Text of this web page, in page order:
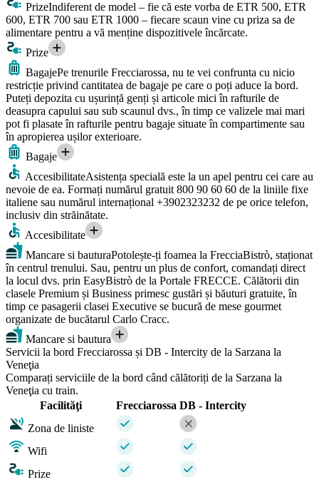
PrizeIndiferent de model – fie că este vorba de ETR 500, ETR
600, ETR 700 sau ETR 1000 – fiecare scaun vine cu priza sa de
alimentare pentru a vă menține dispozitivele încărcate.
Prize
BagajePe trenurile Frecciarossa, nu te vei confrunta cu nicio
restricție privind cantitatea de bagaje pe care o poți aduce la bord.
Puteți depozita cu ușurință genți și articole mici în rafturile de
deasupra capului sau sub scaunul dvs., în timp ce valizele mai mari
pot fi plasate în rafturile pentru bagaje situate în compartimente sau
în apropierea ușilor exterioare.
Bagaje
AccesibilitateAsistența specială este la un apel pentru cei care au
nevoie de ea. Formați numărul gratuit 800 90 60 60 de la liniile fixe
italiene sau numărul internațional +3902323232 de pe orice telefon,
inclusiv din străinătate.
Accesibilitate
Mancare si bauturaPotolește-ți foamea la FrecciaBistrò, staționat
în centrul trenului. Sau, pentru un plus de confort, comandați direct
la locul dvs. prin EasyBistrò de la Portale FRECCE. Călătorii din
clasele Premium și Business primesc gustări și băuturi gratuite, în
timp ce pasagerii clasei Executive se bucură de mese gourmet
organizate de bucătarul Carlo Cracc.
Mancare si bautura
Servicii la bord Frecciarossa și DB - Intercity de la Sarzana la
Veneţia
Comparați serviciile de la bord când călătoriți de la Sarzana la
Veneţia cu train.
Facilităţi
Frecciarossa DB - Intercity
Zona de liniste
Wifi
Prize